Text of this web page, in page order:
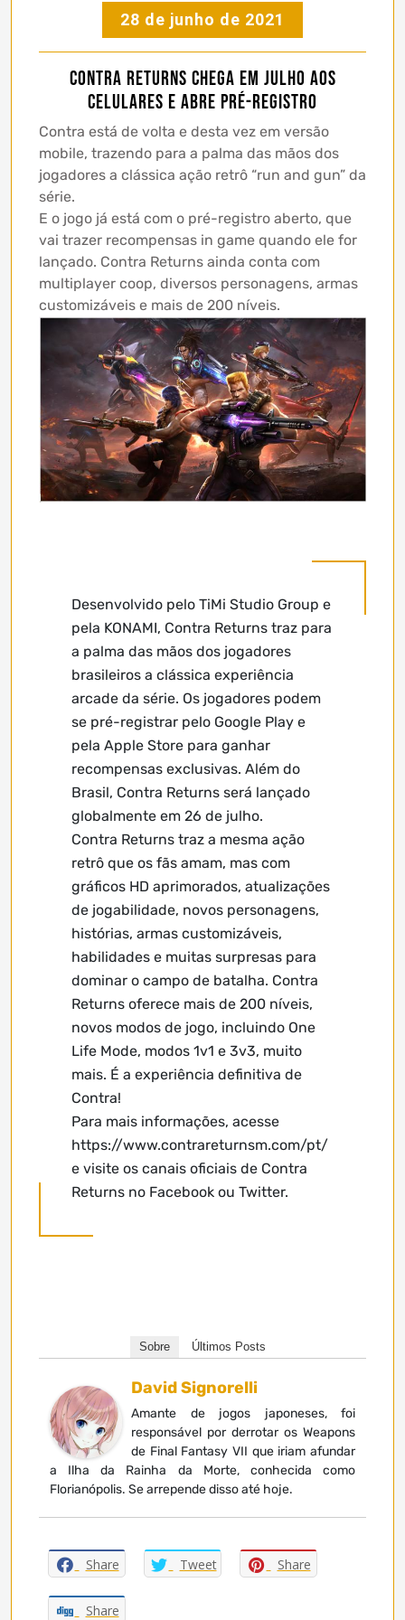
28 de junho de 2021
Contra Returns chega em julho aos
celulares e abre pré-registro
Contra está de volta e desta vez em versão
mobile, trazendo para a palma das mãos dos
jogadores a clássica ação retrô “run and gun” da
série.
E o jogo já está com o pré-registro aberto, que
vai trazer recompensas in game quando ele for
lançado. Contra Returns ainda conta com
multiplayer coop, diversos personagens, armas
customizáveis e mais de 200 níveis.
Desenvolvido pelo TiMi Studio Group e
pela KONAMI, Contra Returns traz para
a palma das mãos dos jogadores
brasileiros a clássica experiência
arcade da série. Os jogadores podem
se pré-registrar pelo Google Play e
pela Apple Store para ganhar
recompensas exclusivas. Além do
Brasil, Contra Returns será lançado
globalmente em 26 de julho.
Contra Returns traz a mesma ação
retrô que os fãs amam, mas com
gráficos HD aprimorados, atualizações
de jogabilidade, novos personagens,
histórias, armas customizáveis,
habilidades e muitas surpresas para
dominar o campo de batalha. Contra
Returns oferece mais de 200 níveis,
novos modos de jogo, incluindo One
Life Mode, modos 1v1 e 3v3, muito
mais. É a experiência definitiva de
Contra!
Para mais informações, acesse
https://www.contrareturnsm.com/pt/
e visite os canais oficiais de Contra
Returns no Facebook ou Twitter.
Sobre Últimos Posts
David Signorelli
Amante de jogos japoneses, foi
responsável por derrotar os Weapons
de Final Fantasy VII que iriam afundar
a Ilha da Rainha da Morte, conhecida como
Florianópolis. Se arrepende disso até hoje.
Share Tweet Share
Share